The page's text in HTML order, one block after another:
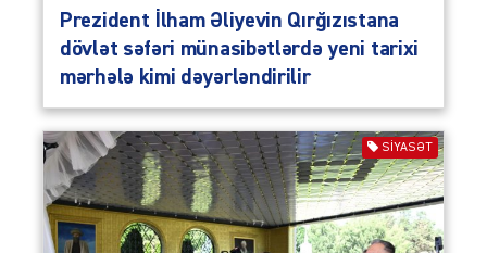
Prezident İlham Əliyevin Qırğızıstana
dövlət səfəri münasibətlərdə yeni tarixi
mərhələ kimi dəyərləndirilir
SIYASƏT